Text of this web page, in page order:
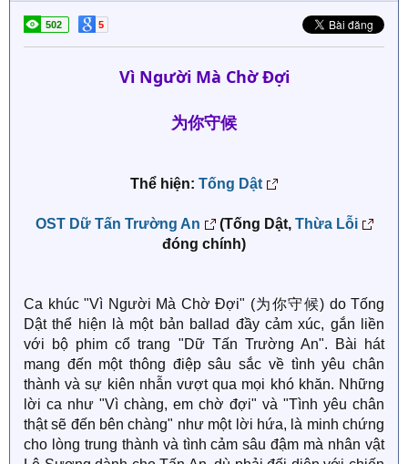
502 5
Vì Người Mà Chờ Đợi
为你守候
Thể hiện: Tống Dật
OST Dữ Tấn Trường An (Tống Dật, Thừa Lỗi
đóng chính)
Ca khúc "Vì Người Mà Chờ Đợi" (为你守候) do Tống
Dật thể hiện là một bản ballad đầy cảm xúc, gắn liền
với bộ phim cổ trang "Dữ Tấn Trường An". Bài hát
mang đến một thông điệp sâu sắc về tình yêu chân
thành và sự kiên nhẫn vượt qua mọi khó khăn. Những
lời ca như "Vì chàng, em chờ đợi" và "Tình yêu chân
thật sẽ đến bên chàng" như một lời hứa, là minh chứng
cho lòng trung thành và tình cảm sâu đậm mà nhân vật